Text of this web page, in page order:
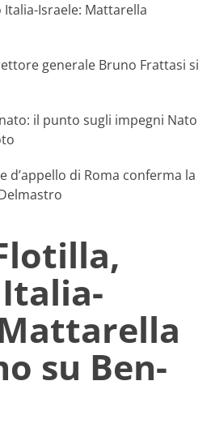
Italia-Israele: Mattarella
generale Bruno Frattasi si
il punto sugli impegni Nato
d’appello di Roma conferma la
su Ben-